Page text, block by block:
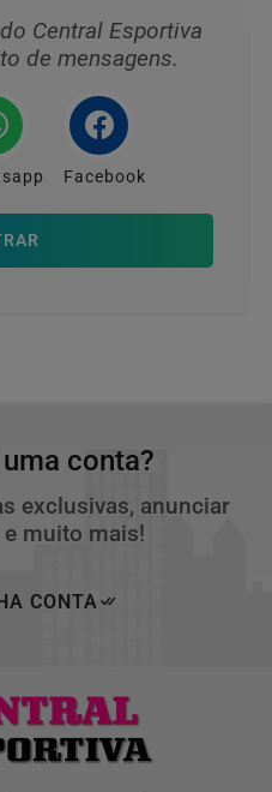
Central Esportiva
de mensagens.
Facebook
conta?
exclusivas, anunciar
muito mais!
CONTA